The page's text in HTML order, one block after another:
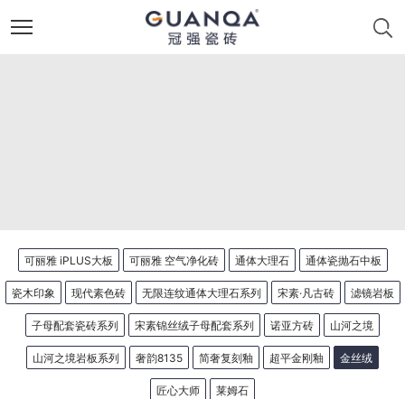
可丽雅 iPLUS大板 可丽雅 空气净化砖 通体大理石 通体瓷抛石中板
瓷木印象 现代素色砖 无限连纹通体大理石系列 宋素·凡古砖 滤镜岩板
子母配套瓷砖系列 宋素锦丝绒子母配套系列 诺亚方砖 山河之境
山河之境岩板系列 奢韵8135 简奢复刻釉 超平金刚釉 金丝绒
匠心大师 莱姆石